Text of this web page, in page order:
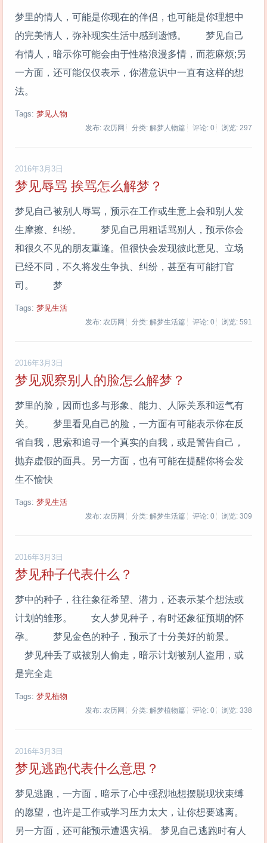
梦里的情人，可能是你现在的伴侣，也可能是你理想中
的完美情人，弥补现实生活中感到遗憾。 梦见自己
有情人，暗示你可能会由于性格浪漫多情，而惹麻烦;另
一方面，还可能仅仅表示，你潜意识中一直有这样的想
法。
Tags: 梦见人物
发布: 农历网 分类: 解梦人物篇 评论: 0 浏览: 297
2016年3月3日
梦见辱骂 挨骂怎么解梦？
梦见自己被别人辱骂，预示在工作或生意上会和别人发
生摩擦、纠纷。 梦见自己用粗话骂别人，预示你会
和很久不见的朋友重逢。但很快会发现彼此意见、立场
已经不同，不久将发生争执、纠纷，甚至有可能打官
司。 梦
Tags: 梦见生活
发布: 农历网 分类: 解梦生活篇 评论: 0 浏览: 591
2016年3月3日
梦见观察别人的脸怎么解梦？
梦里的脸，因而也多与形象、能力、人际关系和运气有
关。 梦里看见自己的脸，一方面有可能表示你在反
省自我，思索和追寻一个真实的自我，或是警告自己，
抛弃虚假的面具。另一方面，也有可能在提醒你将会发
生不愉快
Tags: 梦见生活
发布: 农历网 分类: 解梦生活篇 评论: 0 浏览: 309
2016年3月3日
梦见种子代表什么？
梦中的种子，往往象征希望、潜力，还表示某个想法或
计划的雏形。 女人梦见种子，有时还象征预期的怀
孕。 梦见金色的种子，预示了十分美好的前景。
梦见种丢了或被别人偷走，暗示计划被别人盗用，或
是完全走
Tags: 梦见植物
发布: 农历网 分类: 解梦植物篇 评论: 0 浏览: 338
2016年3月3日
梦见逃跑代表什么意思？
梦见逃跑，一方面，暗示了心中强烈地想摆脱现状束缚
的愿望，也许是工作或学习压力太大，让你想要逃离。
另一方面，还可能预示遭遇灾祸。 梦见自己逃跑时有人